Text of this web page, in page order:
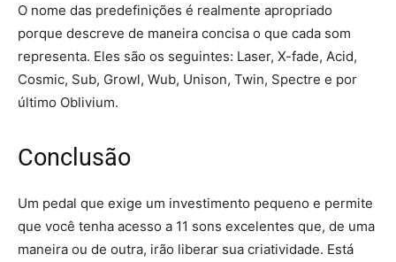
O nome das predefinições é realmente apropriado
porque descreve de maneira concisa o que cada som
representa. Eles são os seguintes: Laser, X-fade, Acid,
Cosmic, Sub, Growl, Wub, Unison, Twin, Spectre e por
último Oblivium.
Conclusão
Um pedal que exige um investimento pequeno e permite
que você tenha acesso a 11 sons excelentes que, de uma
maneira ou de outra, irão liberar sua criatividade. Está